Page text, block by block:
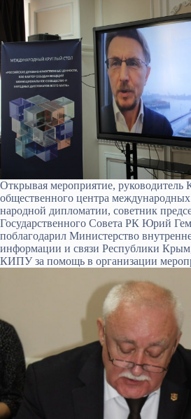
Открывая мероприятие, руководитель
общественного центра международных
народной дипломатии, советник
Государственного Совета РК Юрий
поблагодарил Министерство
информации и связи Республики
КИПУ за помощь в организации